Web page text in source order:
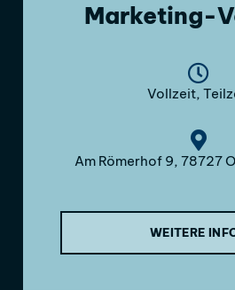
Marketing-
Vollzeit,
Am Römerhof 9, 78727
WEITERE